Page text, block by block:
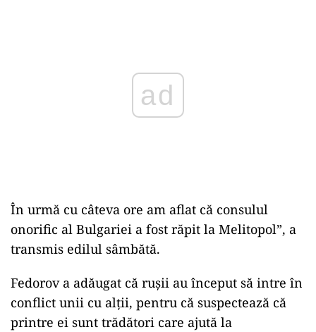
În urmă cu câteva ore am aflat că consulul
onorific al Bulgariei a fost răpit la Melitopol”, a
transmis edilul sâmbătă.
Fedorov a adăugat că rușii au început să intre în
conflict unii cu alții, pentru că suspectează că
printre ei sunt trădători care ajută la